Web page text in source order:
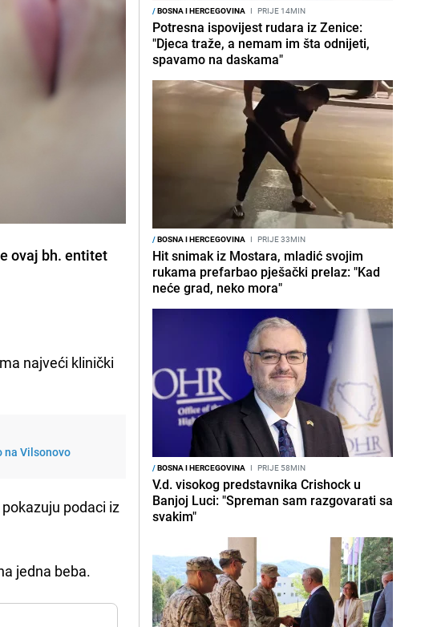
ovaj bh. entitet
najveći klinički
na Vilsonovo
podaci iz
jedna beba.
/BOSNA I HERCEGOVINA I PRIJE 14MIN
Potresna ispovijest rudara iz Zenice:
"Djeca traže, a nemam im šta odnijeti,
spavamo na daskama"
/BOSNA I HERCEGOVINA I PRIJE 33MIN
Hit snimak iz Mostara, mladić svojim
rukama prefarbao pješački prelaz: "Kad
neće grad, neko mora"
/BOSNA I HERCEGOVINA I PRIJE 58MIN
V.d. visokog predstavnika Crishock u
Banjoj Luci: "Spreman sam razgovarati sa
svakim"